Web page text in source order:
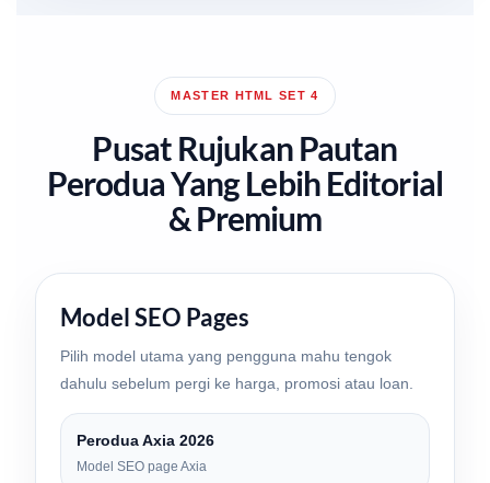
MASTER HTML SET 4
Pusat Rujukan Pautan
Perodua Yang Lebih Editorial
& Premium
Model SEO Pages
Pilih model utama yang pengguna mahu tengok
dahulu sebelum pergi ke harga, promosi atau loan.
Perodua Axia 2026
Model SEO page Axia